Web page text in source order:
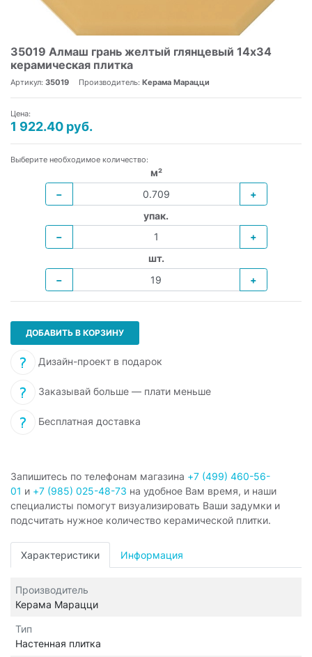
35019 Алмаш грань желтый глянцевый 14х34
керамическая плитка
Артикул: 35019 Производитель: Керама Марацци
Цена:
1 922.40 руб.
Выберите необходимое количество:
м²
−
+
упак.
−
+
шт.
−
+
ДОБАВИТЬ В КОРЗИНУ
Дизайн-проект в подарок
Заказывай больше — плати меньше
Бесплатная доставка
Запишитесь по телефонам магазина +7 (499) 460-56-
01 и +7 (985) 025-48-73 на удобное Вам время, и наши
специалисты помогут визуализировать Ваши задумки и
подсчитать нужное количество керамической плитки.
Характеристики Информация
Производитель
Керама Марацци
Тип
Настенная плитка